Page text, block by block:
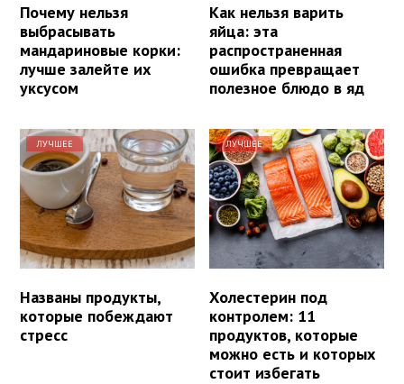
Почему нельзя
выбрасывать
мандариновые корки:
лучше залейте их
уксусом
Как нельзя варить
яйца: эта
распространенная
ошибка превращает
полезное блюдо в яд
ЛУЧШЕЕ
Названы продукты,
которые побеждают
стресс
ЛУЧШЕЕ
Холестерин под
контролем: 11
продуктов, которые
можно есть и которых
стоит избегать